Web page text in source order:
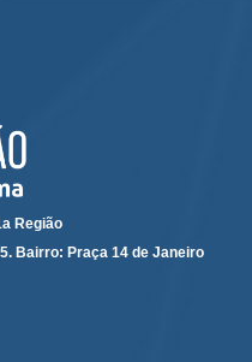
Turma 2026
Turma - 2026
Turma 2026
e Intérpretes
Região
Bairro: Praça 14 de Janeiro